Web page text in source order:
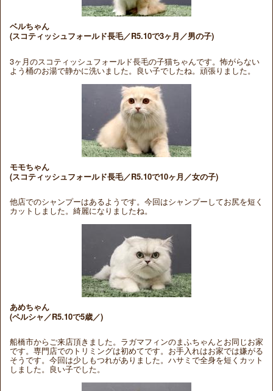
ベルちゃん
(スコティッシュフォールド長毛／R5.10で3ヶ月／男の子)
3ヶ月のスコティッシュフォールド長毛の子猫ちゃんです。怖がらない
よう桶のお湯で静かに洗いました。良い子でしたね。頑張りました。
モモちゃん
(スコティッシュフォールド長毛／R5.10で10ヶ月／女の子)
他店でのシャンプーはあるようです。今回はシャンプーしてお尻を短く
カットしました。綺麗になりましたね。
あめちゃん
(ペルシャ／R5.10で5歳／)
船橋市からご来店頂きました。ラガマフィンのまふちゃんとお同じお家
です。専門店でのトリミングは初めてです。お手入れはお家では嫌がる
そうです。今回は少しもつれがありました。ハサミで全身を短くカット
しました。良い子でした。